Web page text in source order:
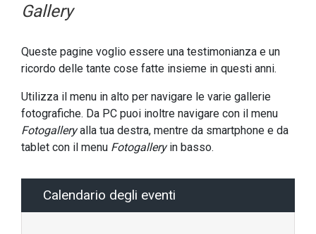
Gallery
Queste pagine voglio essere una testimonianza e un
ricordo delle tante cose fatte insieme in questi anni.
Utilizza il menu in alto per navigare le varie gallerie
fotografiche. Da PC puoi inoltre navigare con il menu
Fotogalleryalla tua destra, mentre da smartphone e da
tablet con il menu Fotogalleryin basso.
Calendario degli eventi